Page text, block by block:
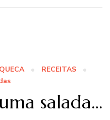
RECEITAS
salada…